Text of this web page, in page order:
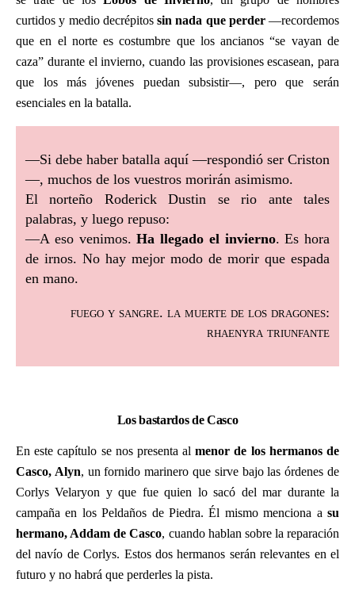
curtidos y medio decrépitos sin nada que perder—recordemos
que en el norte es costumbre que los ancianos “se vayan de
caza” durante el invierno, cuando las provisiones escasean, para
que los más jóvenes puedan subsistir—, pero que serán
esenciales en la batalla.
—Si debe haber batalla aquí —respondió ser Criston
—, muchos de los vuestros morirán asimismo.
El norteño Roderick Dustin se rio ante tales
palabras, y luego repuso:
—A eso venimos.Ha llegado el invierno. Es hora
de irnos. No hay mejor modo de morir que espada
en mano.
fuego y sangre. la muerte de los dragones:
rhaenyra triunfante
Los bastardos de Casco
En este capítulo se nos presenta almenor de los hermanos de
Casco, Alyn, un fornido marinero que sirve bajo las órdenes de
Corlys Velaryon y que fue quien lo sacó del mar durante la
campaña en los Peldaños de Piedra. Él mismo menciona a su
hermano, Addam de Casco, cuando hablan sobre la reparación
del navío de Corlys. Estos dos hermanos serán relevantes en el
futuro y no habrá que perderles la pista.